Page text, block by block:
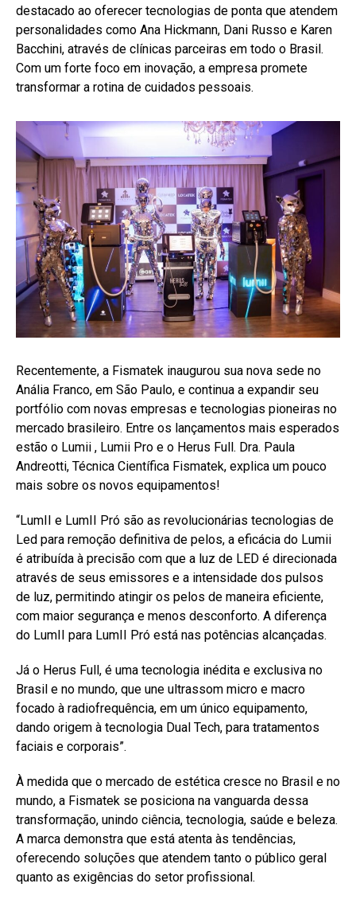
destacado ao oferecer tecnologias de ponta que atendem
personalidades como Ana Hickmann, Dani Russo e Karen
Bacchini, através de clínicas parceiras em todo o Brasil.
Com um forte foco em inovação, a empresa promete
transformar a rotina de cuidados pessoais.
Recentemente, a Fismatek inaugurou sua nova sede no
Anália Franco, em São Paulo, e continua a expandir seu
portfólio com novas empresas e tecnologias pioneiras no
mercado brasileiro. Entre os lançamentos mais esperados
estão o Lumii , Lumii Pro e o Herus Full. Dra. Paula
Andreotti, Técnica Científica Fismatek, explica um pouco
mais sobre os novos equipamentos!
“LumII e LumII Pró são as revolucionárias tecnologias de
Led para remoção definitiva de pelos, a eficácia do Lumii
é atribuída à precisão com que a luz de LED é direcionada
através de seus emissores e a intensidade dos pulsos
de luz, permitindo atingir os pelos de maneira eficiente,
com maior segurança e menos desconforto. A diferença
do LumII para LumII Pró está nas potências alcançadas.
Já o Herus Full, é uma tecnologia inédita e exclusiva no
Brasil e no mundo, que une ultrassom micro e macro
focado à radiofrequência, em um único equipamento,
dando origem à tecnologia Dual Tech, para tratamentos
faciais e corporais”.
À medida que o mercado de estética cresce no Brasil e no
mundo, a Fismatek se posiciona na vanguarda dessa
transformação, unindo ciência, tecnologia, saúde e beleza.
A marca demonstra que está atenta às tendências,
oferecendo soluções que atendem tanto o público geral
quanto as exigências do setor profissional.